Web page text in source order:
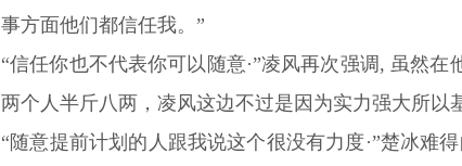
事方面他们都信任我。”
“信任你也不代表你可以随意·”凌风再次强调, 虽然
两个人半斤八两，凌风这边不过是因为实力强大所以
“随意提前计划的人跟我说这个很没有力度·”楚冰难